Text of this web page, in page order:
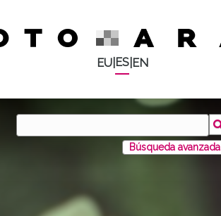
EU| ES| EN
Búsqueda avanzada